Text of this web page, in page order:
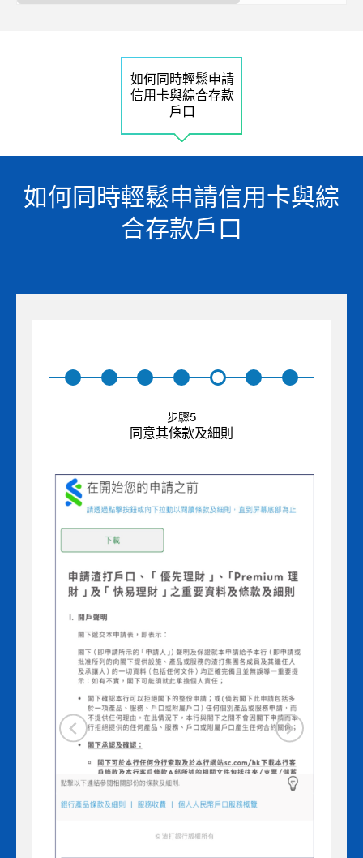
如何同時輕鬆申請
信用卡與綜合存款
戶口
如何同時輕鬆申請信用卡與綜
合存款戶口
步驟5
同意其條款及細則